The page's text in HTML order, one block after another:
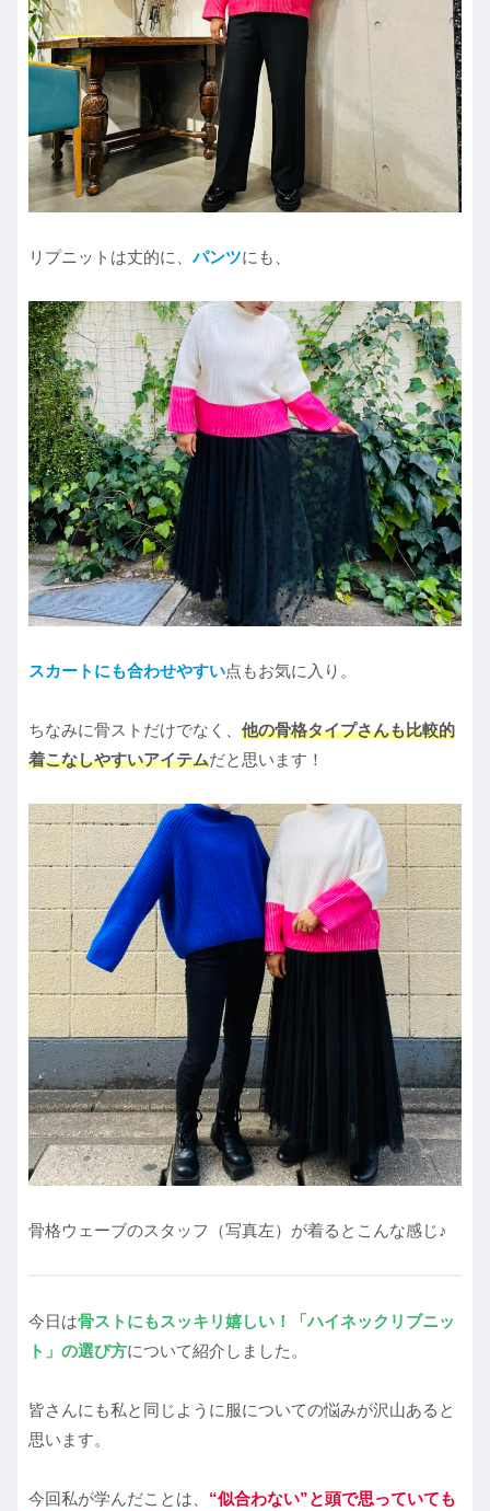
リプニットは丈的に、パンツにも、
スカートにも合わせやすい点もお気に入り。
ちなみに骨ストだけでなく、 他の骨格タイプさんも比較的
着こなしやすいアイテムだと思います！
骨格ウェーブのスタッフ（写真左）が着るとこんな感じ♪
今日は骨ストにもスッキリ嬉しい！「ハイネックリブニッ
ト」の選び方について紹介しました。
皆さんにも私と同じように服についての悩みが沢山あると
思います。
今回私が学んだことは、 “似合わない”と頭で思っていても